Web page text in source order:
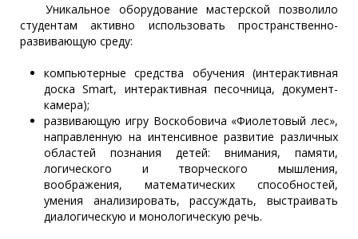
Уникальное оборудование мастерской позволило
студентам активно использовать пространственно-
развивающую среду:
компьютерные средства обучения (интерактивная
доска Smart, интерактивная песочница, документ-
камера);
развивающую игру Воскобовича «Фиолетовый лес»,
направленную на интенсивное развитие различных
областей познания детей: внимания, памяти,
логического и творческого мышления,
воображения, математических способностей,
умения анализировать, рассуждать, выстраивать
диалогическую и монологическую речь.